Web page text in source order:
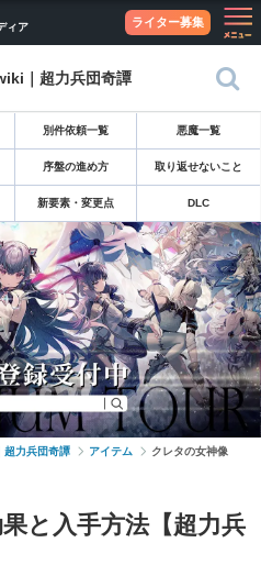
ィア
ライター募集
｜超力兵団奇譚
別件依頼一覧 悪魔一覧
序盤の進め方 取り返せないこと
新要素・変更点 DLC
超力兵団奇譚 アイテム クレタの女神像
と入手方法【超力兵